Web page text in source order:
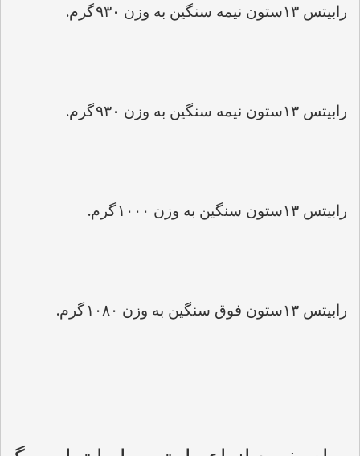
رابیتس ۱۳ستون نیمه سنگین به وزن ۹۳۰گرم.
رابیتس ۱۳ستون نیمه سنگین به وزن ۹۳۰گرم.
رابیتس ۱۳ستون سنگین به وزن ۱۰۰۰گرم.
رابیتس ۱۳ستون فوق سنگین به وزن ۱۰۸۰گرم.